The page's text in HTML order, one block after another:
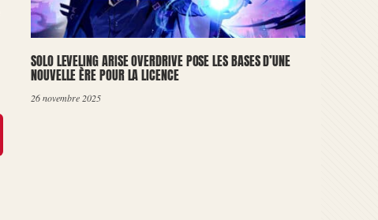
SOLO LEVELING ARISE OVERDRIVE POSE LES BASES D’UNE
NOUVELLE ÈRE POUR LA LICENCE
26 novembre 2025